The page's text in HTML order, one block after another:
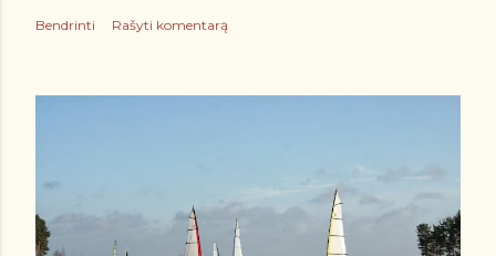
Bendrinti Rašyti komentarą